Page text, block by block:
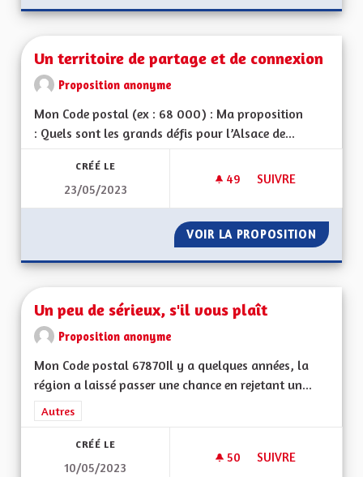
Un territoire de partage et de connexion
Proposition anonyme
Mon Code postal (ex : 68 000) : Ma proposition
: Quels sont les grands défis pour l’Alsace de...
CRÉÉ LE
23/05/2023
49 49 ABONNÉS
SUIVRE
VOIR LA PROPOSITION UN
Un peu de sérieux, s'il vous plaît
Proposition anonyme
Mon Code postal 67870Il y a quelques années, la
région a laissé passer une chance en rejetant un...
Filtrer les résultats de la catégorie : Autres
Autres
CRÉÉ LE
10/05/2023
50 50 ABONNÉS
SUIVRE